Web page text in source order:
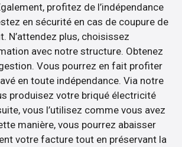
profitez de l’indépendance
en sécurité en cas de coupure de
N’attendez plus, choisissez
avec notre structure. Obtenez
Vous pourrez en fait profiter
en toute indépendance. Via notre
produisez votre briqué électricité
vous l’utilisez comme vous avez
manière, vous pourrez abaisser
votre facture tout en préservant la